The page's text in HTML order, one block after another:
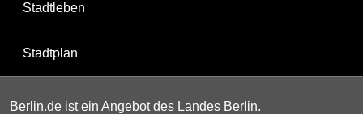
Stadtleben
Stadtplan
Berlin.de ist ein Angebot des Landes Berlin.